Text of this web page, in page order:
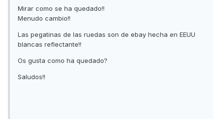
Mirar como se ha quedado!!
Menudo cambio!!
Las pegatinas de las ruedas son de ebay hecha en EEUU
blancas reflectante!!
Os gusta como ha quedado?
Saludos!!